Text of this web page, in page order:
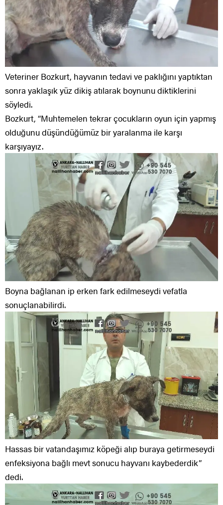
Veteriner Bozkurt, hayvanın tedavi ve paklığını yaptıktan
sonra yaklaşık yüz dikiş atılarak boynunu diktiklerini
söyledi.
Bozkurt, “Muhtemelen tekrar çocukların oyun için yapmış
olduğunu düşündüğümüz bir yaralanma ile karşı
karşıyayız.
Boyna bağlanan ip erken fark edilmeseydi vefatla
sonuçlanabilirdi.
Hassas bir vatandaşımız köpeği alıp buraya getirmeseydi
enfeksiyona bağlı mevt sonucu hayvanı kaybederdik”
dedi.